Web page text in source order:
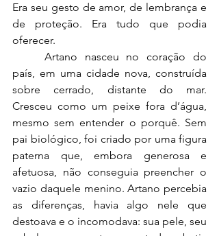
Era seu gesto de amor, de lembrança e
de proteção. Era tudo que podia
oferecer.
país, em uma cidade nova, construída
sobre cerrado, distante do mar.
Cresceu como um peixe fora d’água,
mesmo sem entender o porquê. Sem
pai biológico, foi criado por uma figura
paterna que, embora generosa e
afetuosa, não conseguia preencher o
vazio daquele menino. Artano percebia
as diferenças, havia algo nele que
destoava e o incomodava: sua pele, seu